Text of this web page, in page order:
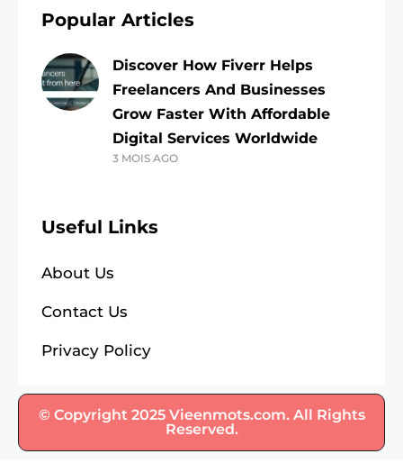
Popular Articles
Discover How Fiverr Helps
Freelancers And Businesses
Grow Faster With Affordable
Digital Services Worldwide
3 MOIS AGO
Useful Links
About Us
Contact Us
Privacy Policy
© Copyright 2025 Vieenmots.com. All Rights
Reserved.